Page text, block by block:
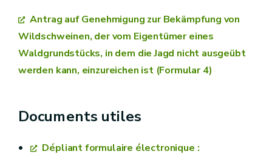
Antrag auf Genehmigung zur Bekämpfung von
Wildschweinen, der vom Eigentümer eines
Waldgrundstücks, in dem die Jagd nicht ausgeübt
werden kann, einzureichen ist (Formular 4)
Documents utiles
Dépliant formulaire électronique :